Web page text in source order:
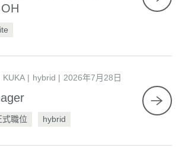
KUKA hybrid 2026年7月28日
式職位 hybrid